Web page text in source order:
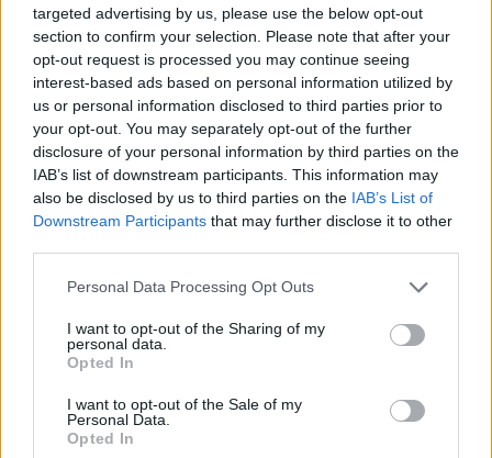
targeted advertising by us, please use the below opt-out
section to confirm your selection. Please note that after your
opt-out request is processed you may continue seeing
interest-based ads based on personal information utilized by
us or personal information disclosed to third parties prior to
your opt-out. You may separately opt-out of the further
disclosure of your personal information by third parties on the
IAB’s list of downstream participants. This information may
also be disclosed by us to third parties on the IAB’s List of
Downstream Participants that may further disclose it to other
Please note that this website/app uses one or more Google
not limited to your visit or usage behaviour. You may click to
grant or deny consent to Google and its third-party tags to
use your data for below specified purposes in below Google
consent section.
Personal Data Processing Opt Outs
I want to opt-out of the Sharing of my
personal data.
Opted In
I want to opt-out of the Sale of my
Personal Data.
Opted In
EMBEREK
ismertek hírességeket, mint ahogy ők
híressé váltak volna
1 MINUTE READ